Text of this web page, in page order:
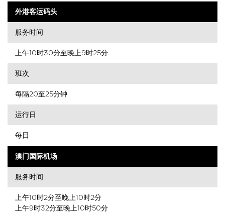
外港客运码头
服务时间
上午10时30分至晚上9时25分
班次
每隔20至25分钟
运行日
每日
澳门国际机场
服务时间
上午10时2分至晚上10时2分
上午9时32分至晚上10时50分